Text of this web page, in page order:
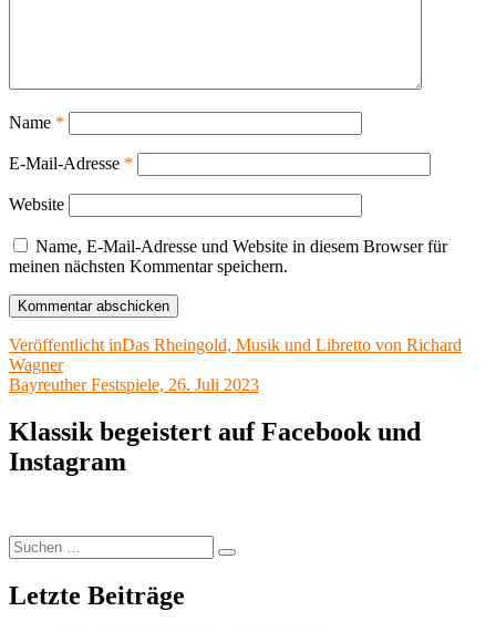
Name *
E-Mail-Adresse *
Website
Name, E-Mail-Adresse und Website in diesem Browser für
meinen nächsten Kommentar speichern.
Beitragsnavigation
Veröffentlicht inDas Rheingold, Musik und Libretto von Richard
Wagner
Bayreuther Festspiele, 26. Juli 2023
Klassik begeistert auf Facebook und
Instagram
Suchen
nach:
Suchen
Letzte Beiträge